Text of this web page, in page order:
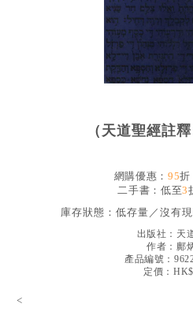
靈修／禱告
信徒生活
教會事工
社會／倫理
見證／傳記
文藝／勵志
（天道聖經註
網購優惠： 95折
二手書：低至3
庫存狀態： 低存量／沒有
出版社： 天
作者： 鄺
產品編號：
定價：
<